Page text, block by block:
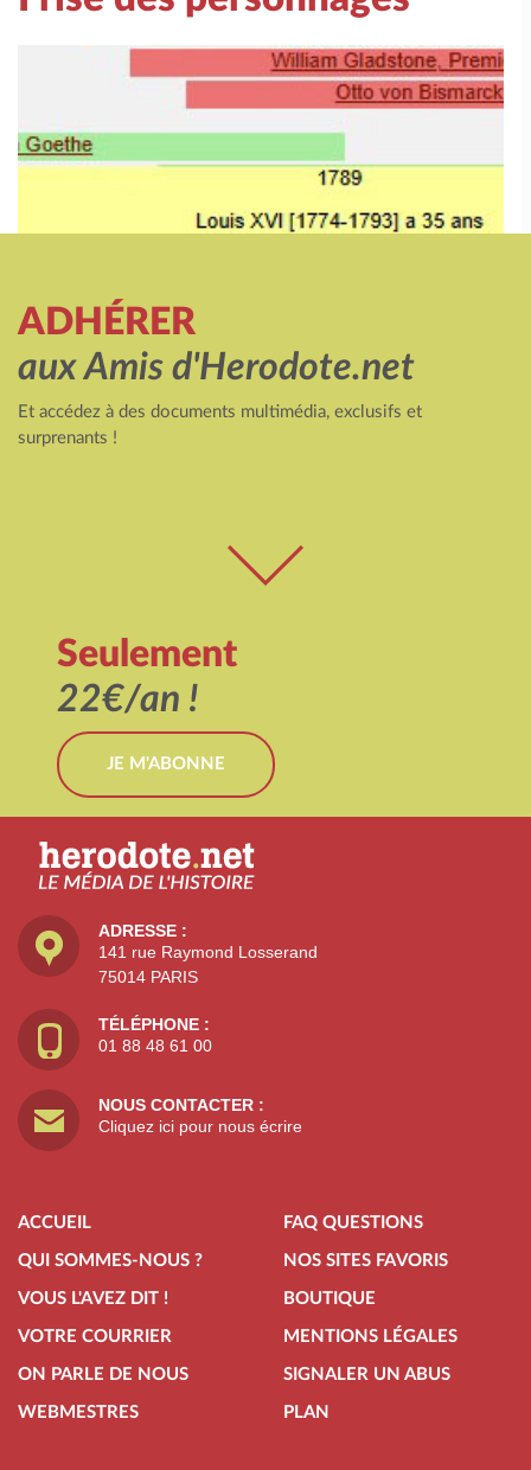
ADHÉRER
aux Amis d'Herodote.net
Et accédez à des documents multimédia, exclusifs et
surprenants !
Seulement
22€/an !
JE M'ABONNE
ADRESSE :
141 rue Raymond Losserand
75014 PARIS
TÉLÉPHONE :
01 88 48 61 00
NOUS CONTACTER :
Cliquez ici pour nous écrire
ACCUEIL
QUI SOMMES-NOUS ?
VOUS L'AVEZ DIT !
VOTRE COURRIER
ON PARLE DE NOUS
WEBMESTRES
FAQ QUESTIONS
NOS SITES FAVORIS
BOUTIQUE
MENTIONS LÉGALES
SIGNALER UN ABUS
PLAN